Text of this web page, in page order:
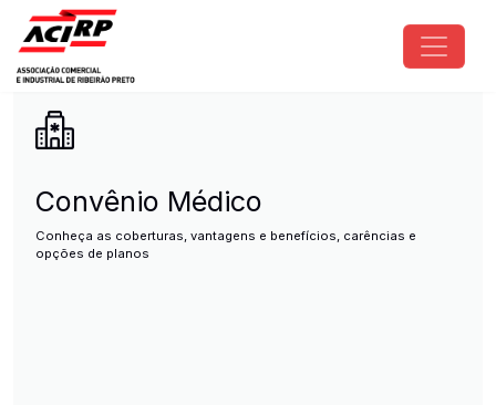
Pular para o conteúdo principal
ACIRP - Associação Comercial
Convênio Médico
Conheça as coberturas, vantagens e benefícios, carências e
opções de planos